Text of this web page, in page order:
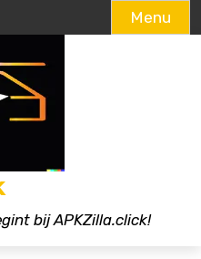
Menu
bij APKZilla.click!